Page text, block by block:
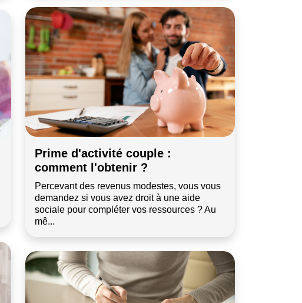
Prime d'activité couple :
comment l'obtenir ?
Percevant des revenus modestes, vous vous
demandez si vous avez droit à une aide
sociale pour compléter vos ressources ? Au
mê...